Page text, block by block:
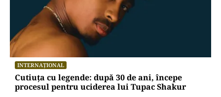
INTERNAȚIONAL
Cutiuța cu legende: după 30 de ani, începe
procesul pentru uciderea lui Tupac Shakur